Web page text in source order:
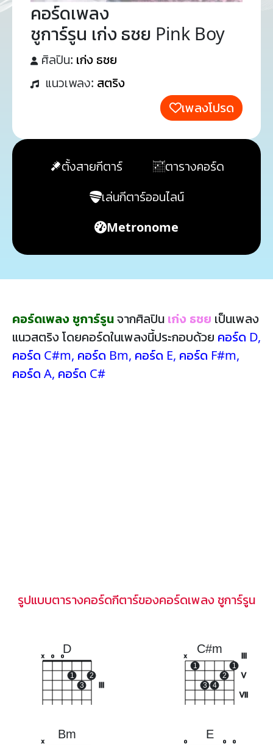
คอร์ดเพลง
ชูการ์รูน เก่ง ธชย Pink Boy
ศิลปิน: เก่ง ธชย
แนวเพลง: สตริง
เพลงโปรด
ตั้งสายกีตาร์
ตารางคอร์ด
เล่นกีตาร์ออนไลน์
Metronome
คอร์ดเพลง ชูการ์รูนจากศิลปิน เก่ง ธชย เป็นเพลง
แนวสตริง โดยคอร์ดในเพลงนี้ประกอบด้วย คอร์ด D,
คอร์ด C#m, คอร์ด Bm, คอร์ด E, คอร์ด F#m,
คอร์ด A, คอร์ด C#
รูปแบบตารางคอร์ดกีตาร์ของคอร์ดเพลง ชูการ์รูน
D
x o o
1
3
2
C#m
V
VII
x
1
3 4
2
1
Bm
x
E
o o o